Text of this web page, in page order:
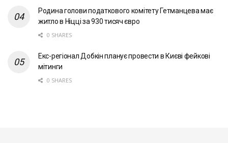
Родина голови податкового комітету Гетманцева має
житло в Ніцці за 930 тисяч євро
0 SHARES
Екс-регіонал Добкін планує провести в Києві фейкові
мітинги
0 SHARES